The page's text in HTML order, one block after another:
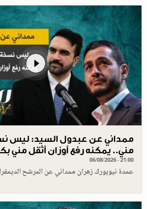
ممداني عن عبدول السيد: ليس
مني.. يمكنه رفع أوزان أثقل مني
06/08/2026 - 21:00
عمدة نيويورك زهران ممداني عن المرشح